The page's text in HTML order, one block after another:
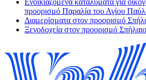
Ενοικιαζόμενα καταλύματα για
προορισμό Παραλία του Αγίου
Διαμερίσματα στον προορισμό
Ξενοδοχεία στον προορισμό